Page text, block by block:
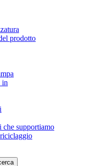
prodotto
in
che supportiamo